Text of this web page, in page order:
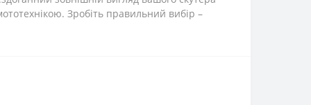
Зробіть правильний вибір –